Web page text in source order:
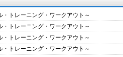
トレーニング・ワークアウト～
トレーニング・ワークアウト～
トレーニング・ワークアウト～
トレーニング・ワークアウト～